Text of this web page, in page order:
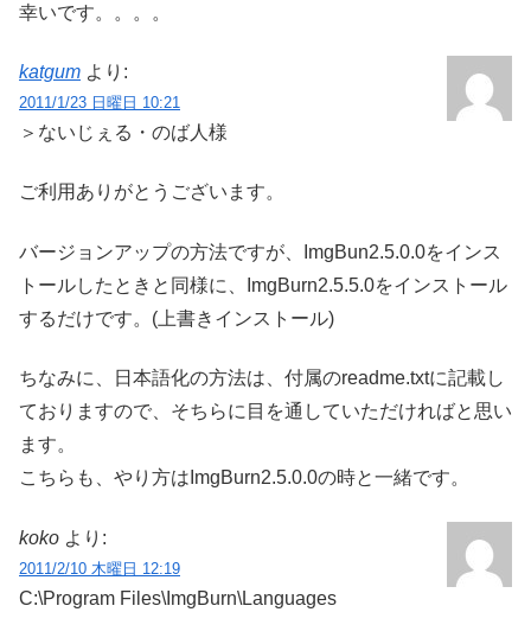
幸いです。。。。
katgum より:
2011/1/23 日曜日 10:21
＞ないじぇる・のば人様
ご利用ありがとうございます。
バージョンアップの方法ですが、ImgBun2.5.0.0をインス
トールしたときと同様に、ImgBurn2.5.5.0をインストール
するだけです。(上書きインストール)
ちなみに、日本語化の方法は、付属のreadme.txtに記載し
ておりますので、そちらに目を通していただければと思い
ます。
こちらも、やり方はImgBurn2.5.0.0の時と一緒です。
koko より:
2011/2/10 木曜日 12:19
C:\Program Files\ImgBurn\Languages